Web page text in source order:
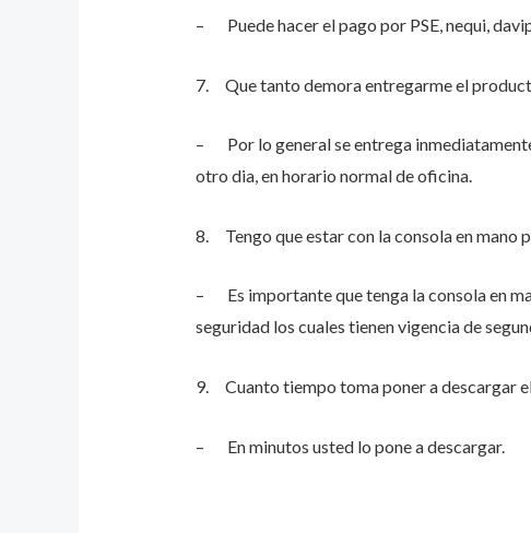
– Puede hacer el pago por PSE, nequi,
7. Que tanto demora entregarme el
– Por lo general se entrega
otro dia, en horario normal de oficina.
8. Tengo que estar con la consola en mano
– Es importante que tenga la consola en
seguridad los cuales tienen vigencia de
9. Cuanto tiempo toma poner a descargar
– En minutos usted lo pone a descargar.